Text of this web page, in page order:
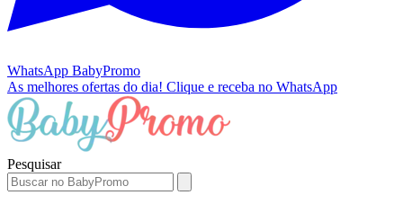
WhatsApp BabyPromo
As melhores ofertas do dia! Clique e receba no WhatsApp
Pesquisar